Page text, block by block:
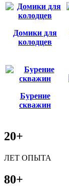
Домики для
колодцев
Бурение
скважин
20+
ЛЕТ ОПЫТА
80+